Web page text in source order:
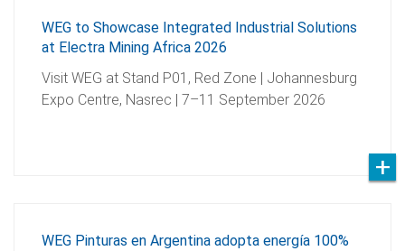
WEG to Showcase Integrated Industrial Solutions
at Electra Mining Africa 2026
Visit WEG at Stand P01, Red Zone | Johannesburg
Expo Centre, Nasrec | 7–11 September 2026
WEG Pinturas en Argentina adopta energía 100%